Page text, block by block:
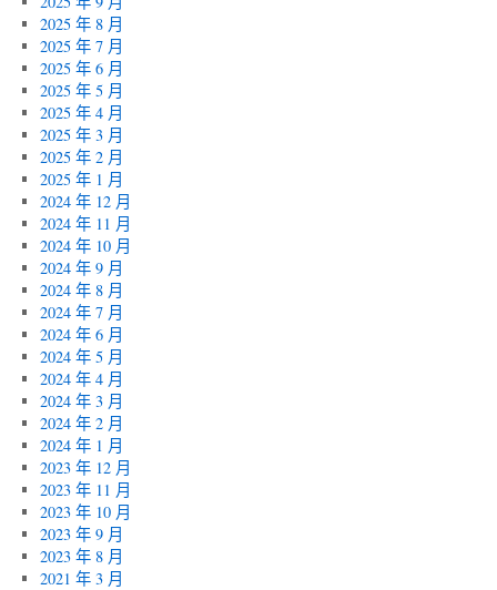
2025 年 8 月
2025 年 7 月
2025 年 6 月
2025 年 5 月
2025 年 4 月
2025 年 3 月
2025 年 2 月
2025 年 1 月
2024 年 12 月
2024 年 11 月
2024 年 10 月
2024 年 9 月
2024 年 8 月
2024 年 7 月
2024 年 6 月
2024 年 5 月
2024 年 4 月
2024 年 3 月
2024 年 2 月
2024 年 1 月
2023 年 12 月
2023 年 11 月
2023 年 10 月
2023 年 9 月
2023 年 8 月
2021 年 3 月